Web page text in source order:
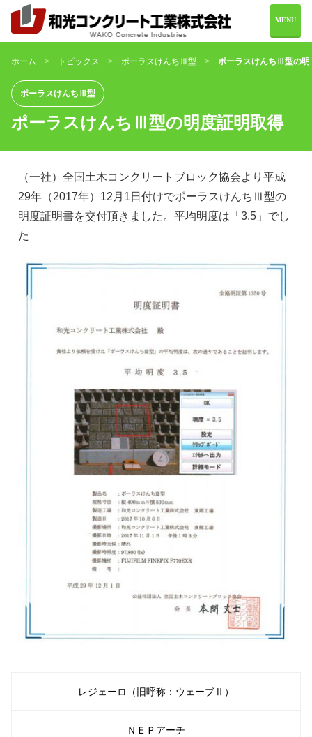
MENU
製品情報 施工実績
お問い合わせ
ホーム トピックス ポーラスけんちⅢ型 ポーラスけんちⅢ型の明
ポーラスけんちⅢ型
ポーラスけんちⅢ型の明度証明取得
（一社）全国土木コンクリートブロック協会より平成
29年（2017年）12月1日付けでポーラスけんちⅢ型の
明度証明書を交付頂きました。平均明度は「3.5」でし
た
レジェーロ（旧呼称：ウェーブⅡ）
ＮＥＰアーチ